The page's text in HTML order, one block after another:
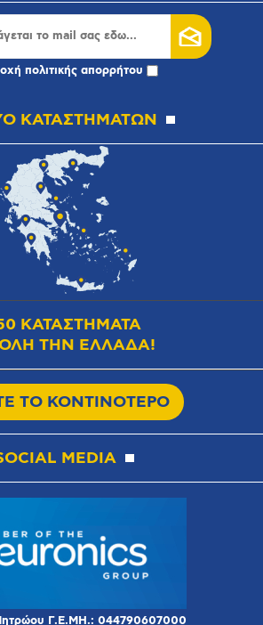
πολιτικής απορρήτου
ΚΑΤΑΣΤΗΜΑΤΩΝ
ΚΑΤΑΣΤΗΜΑΤΑ
ΤΗΝ ΕΛΛΑΔΑ!
ΤΟ ΚΟΝΤΙΝΟΤΕΡΟ
MEDIA